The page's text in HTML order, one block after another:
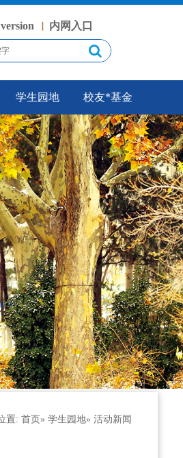
内网入口
学生园地 校友*基金
置: 首页 » 学生园地» 活动新闻